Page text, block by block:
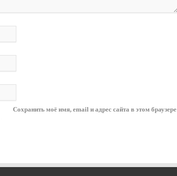
Сохранить моё имя, email и адрес сайта в этом браузере